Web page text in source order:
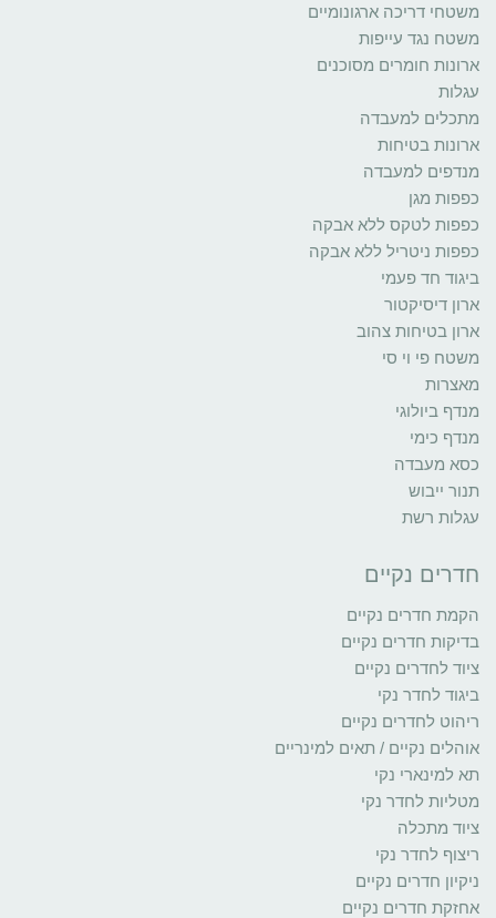
משטחי דריכה ארגונומיים
משטח נגד עייפות
ארונות חומרים מסוכנים
עגלות
מתכלים למעבדה
ארונות בטיחות
מנדפים למעבדה
כפפות מגן
כפפות לטקס ללא אבקה
כפפות ניטריל ללא אבקה
ביגוד חד פעמי
ארון דיסיקטור
ארון בטיחות צהוב
משטח פי וי סי
מאצרות
מנדף ביולוגי
מנדף כימי
כסא מעבדה
תנור ייבוש
עגלות רשת
חדרים נקיים
הקמת חדרים נקיים
בדיקות חדרים נקיים
ציוד לחדרים נקיים
ביגוד לחדר נקי
ריהוט לחדרים נקיים
אוהלים נקיים / תאים למינריים
תא למינארי נקי
מטליות לחדר נקי
ציוד מתכלה
ריצוף לחדר נקי
ניקיון חדרים נקיים
אחזקת חדרים נקיים